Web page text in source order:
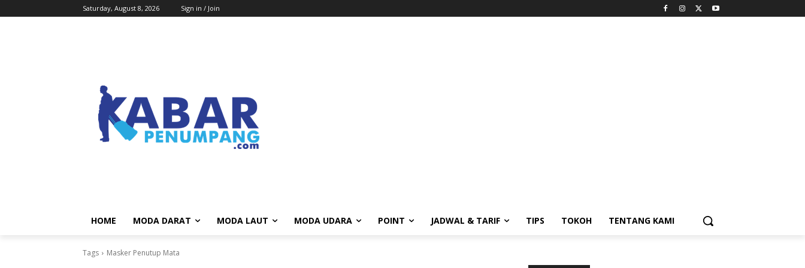
Saturday, August 8, 2026 Sign in / Join
HOME MODA DARAT MODA LAUT MODA UDARA POINT JADWAL & TARIF TIPS TOKOH TENTANG KAMI
Tags Masker Penutup Mata